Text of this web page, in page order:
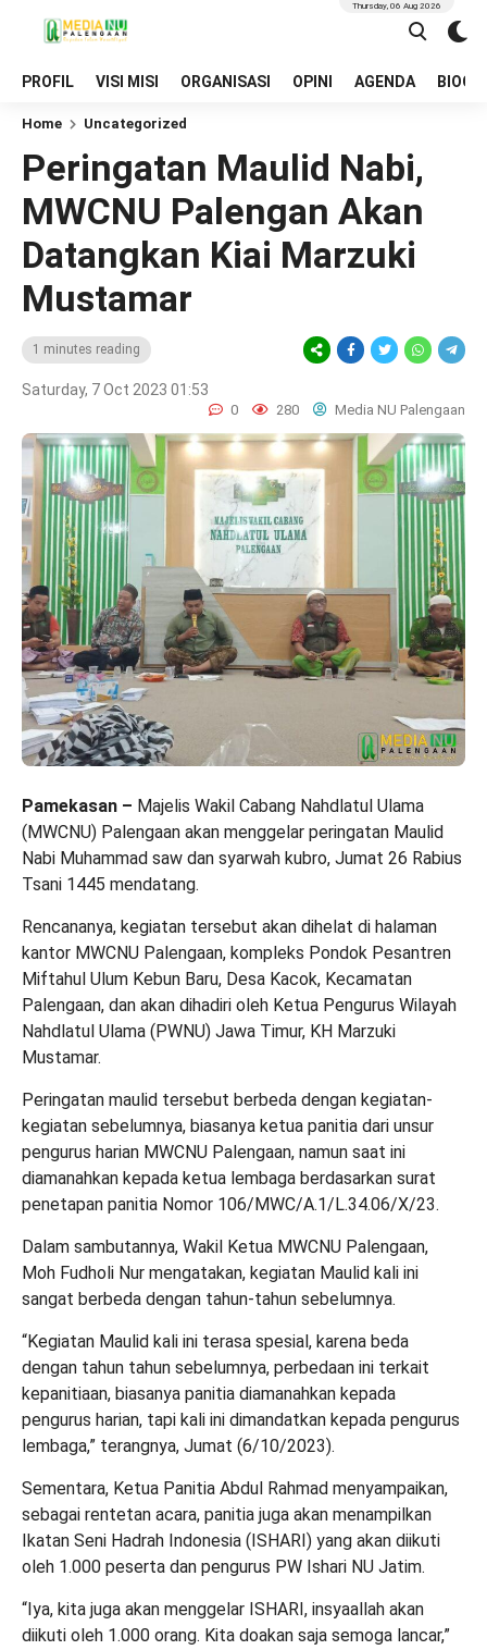
PROFIL VISI MISI ORGANISASI OPINI AGENDA
Thursday, 06 Aug 2026
Home Uncategorized
Peringatan Maulid Nabi,
MWCNU Palengan Akan
Datangkan Kiai Marzuki
Mustamar
1 minutes reading
Saturday, 7 Oct 2023 01:53
0 280 Media NU Palengaan
Pamekasan – Majelis Wakil Cabang Nahdlatul Ulama
(MWCNU) Palengaan akan menggelar peringatan Maulid
Nabi Muhammad saw dan syarwah kubro, Jumat 26 Rabius
Tsani 1445 mendatang.
Rencananya, kegiatan tersebut akan dihelat di halaman
kantor MWCNU Palengaan, kompleks Pondok Pesantren
Miftahul Ulum Kebun Baru, Desa Kacok, Kecamatan
Palengaan, dan akan dihadiri oleh Ketua Pengurus Wilayah
Nahdlatul Ulama (PWNU) Jawa Timur, KH Marzuki
Mustamar.
Peringatan maulid tersebut berbeda dengan kegiatan-
kegiatan sebelumnya, biasanya ketua panitia dari unsur
pengurus harian MWCNU Palengaan, namun saat ini
diamanahkan kepada ketua lembaga berdasarkan surat
penetapan panitia Nomor 106/MWC/A.1/L.34.06/X/23.
Dalam sambutannya, Wakil Ketua MWCNU Palengaan,
Moh Fudholi Nur mengatakan, kegiatan Maulid kali ini
sangat berbeda dengan tahun-tahun sebelumnya.
“Kegiatan Maulid kali ini terasa spesial, karena beda
dengan tahun tahun sebelumnya, perbedaan ini terkait
kepanitiaan, biasanya panitia diamanahkan kepada
pengurus harian, tapi kali ini dimandatkan kepada pengurus
lembaga,” terangnya, Jumat (6/10/2023).
Sementara, Ketua Panitia Abdul Rahmad menyampaikan,
sebagai rentetan acara, panitia juga akan menampilkan
Ikatan Seni Hadrah Indonesia (ISHARI) yang akan diikuti
oleh 1.000 peserta dan pengurus PW Ishari NU Jatim.
“Iya, kita juga akan menggelar ISHARI, insyaallah akan
diikuti oleh 1.000 orang. Kita doakan saja semoga lancar,”